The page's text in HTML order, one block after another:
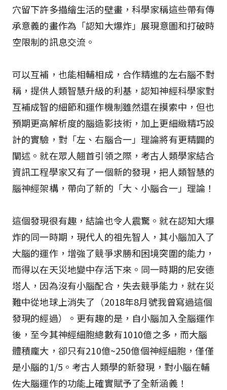
穴留下許多描繪生活的壁畫，科學家稱這些帶有傳
承意義的畫作為「認知大爆炸」――展現意圖和打破時
空限制的訊息交流。
可以互補，也能相輔相成，合作精進的左右腦不對
稱，提供人類智慧升級的利基，認知神經科學家對
互補成智的細節和運作機制雖然還在摸索中，但也
預期更高解析度的腦造影技術，加上更細緻精巧設
計的實驗，對「左、右腦合一」理論將有更精闢的
闡述。就在眾人翹首引領之際，考古人類學家結合
資訊工程學家又有了一個新的發現，把人類智慧的
腦神經架構，帶向了新的「大、小腦合一」理論！
這個發現很有趣，結論也令人震驚。就在認知大爆
炸的同一時期，現代人的祖先智人，其小腦加入了
大腦的運作，增強了競爭求勝和困境突圍的能力，
而得以在天災地變中存活下來。同一時期的尼安德
塔人，因為沒有小腦配合，失去競爭能力，就在災
難中從地球上消失了（2018年8月號我曾寫過這個
發現的經過）。更有趣的是，自小腦加入全腦運作
後，至今其神經細胞總數有1010億之多，而大腦
體積龐大，卻只有210億~250億個神經細胞，僅僅
是小腦的1/5。考古人類學的新發現，對小腦在輔
佐大腦運作的功能上確實賦予了全新涵義！